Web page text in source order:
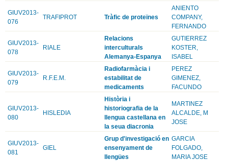
GIUV2013-
076
TRAFIPROT Tràfic de proteïnes
ANIENTO
COMPANY,
FERNANDO
GIUV2013-
078
RIALE
Relacions
interculturals
Alemanya-Espanya
GUTIERREZ
KOSTER,
ISABEL
GIUV2013-
079
R.F.E.M.
Radiofarmàcia i
estabilitat de
medicaments
PEREZ
GIMENEZ,
FACUNDO
GIUV2013-
080
HISLEDIA
Història i
historiografia de la
llengua castellana en
la seua diacronia
MARTINEZ
ALCALDE, M
JOSE
GIUV2013-
081
GIEL
Grup d'investigació en
ensenyament de
llengües
GARCIA
FOLGADO,
MARIA JOSE